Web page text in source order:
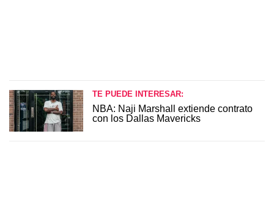
TE PUEDE INTERESAR:
NBA: Naji Marshall extiende contrato
con los Dallas Mavericks